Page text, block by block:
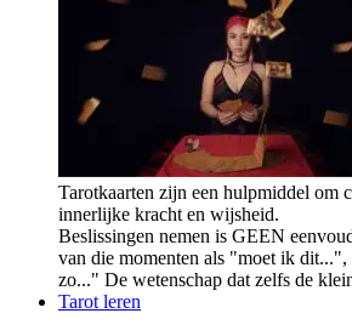
Tarotkaarten zijn een hulpmiddel om
innerlijke kracht en wijsheid.
Beslissingen nemen is GEEN
van die momenten als "moet ik
zo..." De wetenschap dat zelfs de
Tarot leren